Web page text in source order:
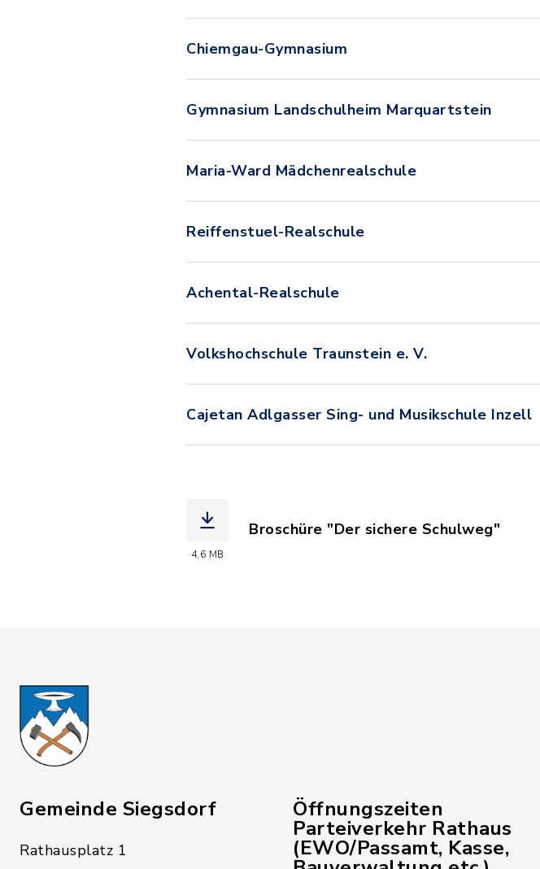
Chiemgau-Gymnasium
Gymnasium Landschulheim Marquartstein
Maria-Ward Mädchenrealschule
Reiffenstuel-Realschule
Achental-Realschule
Volkshochschule Traunstein e. V.
Cajetan Adlgasser Sing- und Musikschule Inzell
4,6 MB
Broschüre "Der sichere Schulweg"
Gemeinde Siegsdorf
Rathausplatz 1
Öffnungszeiten
Parteiverkehr Rathaus
(EWO/Passamt, Kasse,